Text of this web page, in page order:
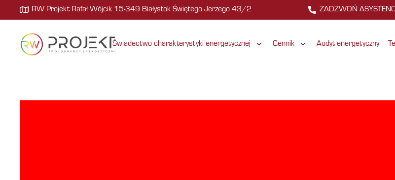
RW Projekt Rafał Wójcik 15-349 Białystok Świętego Jerzego 43/2 ZADZWOŃ
Świadectwo charakterystyki energetycznej Cennik Audyt energetyczny